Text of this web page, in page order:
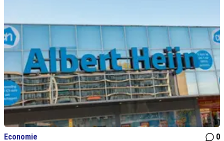
Economie
0